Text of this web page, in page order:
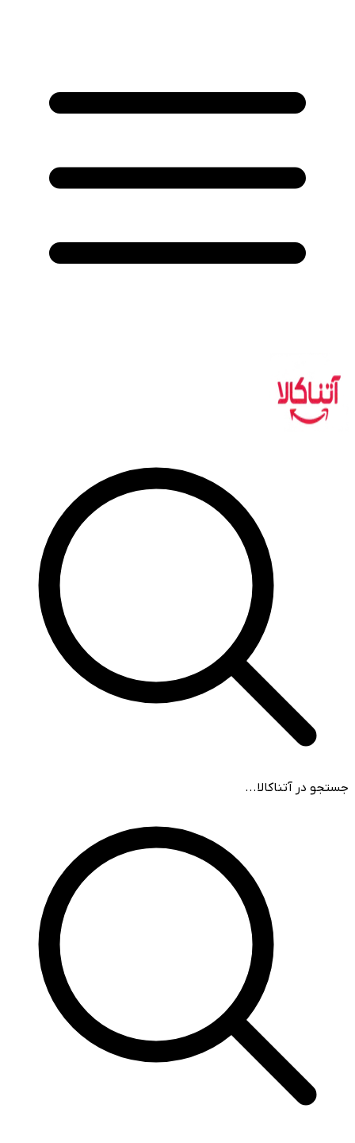
جستجو در آتناکالا...